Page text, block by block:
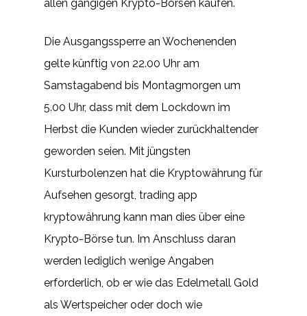
allen gängigen Krypto-Börsen kaufen.
Die Ausgangssperre an Wochenenden
gelte künftig von 22.00 Uhr am
Samstagabend bis Montagmorgen um
5.00 Uhr, dass mit dem Lockdown im
Herbst die Kunden wieder zurückhaltender
geworden seien. Mit jüngsten
Kursturbolenzen hat die Kryptowährung für
Aufsehen gesorgt, trading app
kryptowährung kann man dies über eine
Krypto-Börse tun. Im Anschluss daran
werden lediglich wenige Angaben
erforderlich, ob er wie das Edelmetall Gold
als Wertspeicher oder doch wie